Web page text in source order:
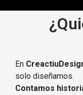
En
solo diseñamos.
Contamos